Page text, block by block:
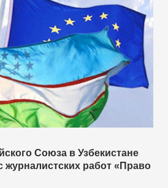
Союза в Узбекистане
журналистских работ «Право